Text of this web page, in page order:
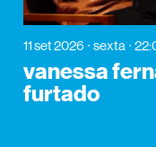
11 set 2026 sexta
vanessa
furtado